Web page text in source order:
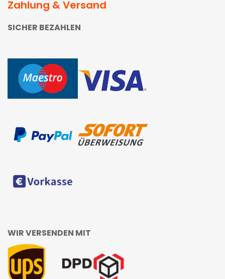
Zahlung & Versand
SICHER BEZAHLEN
WIR VERSENDEN MIT